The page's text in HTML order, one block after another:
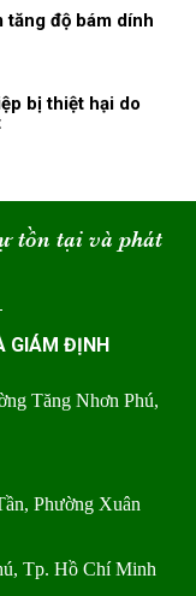
tăng độ bám dính
bị thiệt hại do
tồn tại và phát
GIÁM ĐỊNH
Tăng Nhơn Phú,
Phường Xuân
Tp. Hồ Chí Minh